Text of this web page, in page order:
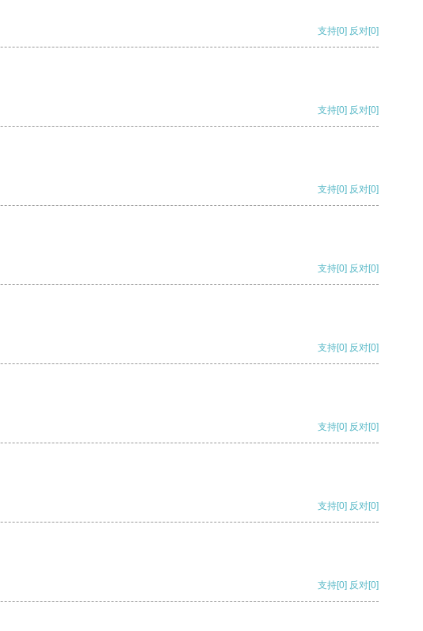
支持[0] 反对[0]
支持[0] 反对[0]
支持[0] 反对[0]
支持[0] 反对[0]
支持[0] 反对[0]
支持[0] 反对[0]
支持[0] 反对[0]
支持[0] 反对[0]